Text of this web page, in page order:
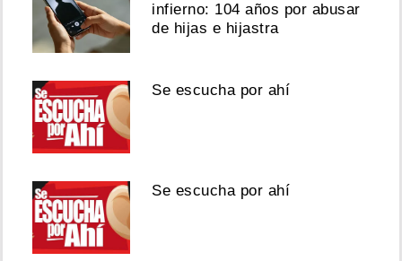
infierno: 104 años por abusar
de hijas e hijastra
Se escucha por ahí
Se escucha por ahí